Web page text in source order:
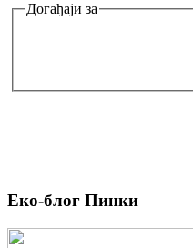
Догађаји за
Еко-блог Пинки